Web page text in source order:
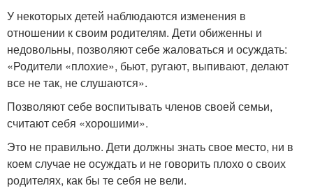
У некоторых детей наблюдаются изменения в
отношении к своим родителям. Дети обиженны и
недовольны, позволяют себе жаловаться и осуждать:
«Родители «плохие», бьют, ругают, выпивают, делают
все не так, не слушаются».
Позволяют себе воспитывать членов своей семьи,
считают себя «хорошими».
Это не правильно. Дети должны знать свое место, ни в
коем случае не осуждать и не говорить плохо о своих
родителях, как бы те себя не вели.